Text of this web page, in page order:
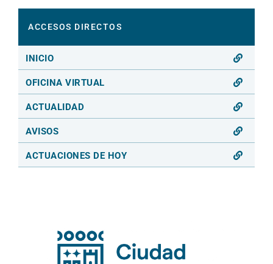
ACCESOS DIRECTOS
INICIO
OFICINA VIRTUAL
ACTUALIDAD
AVISOS
ACTUACIONES DE HOY